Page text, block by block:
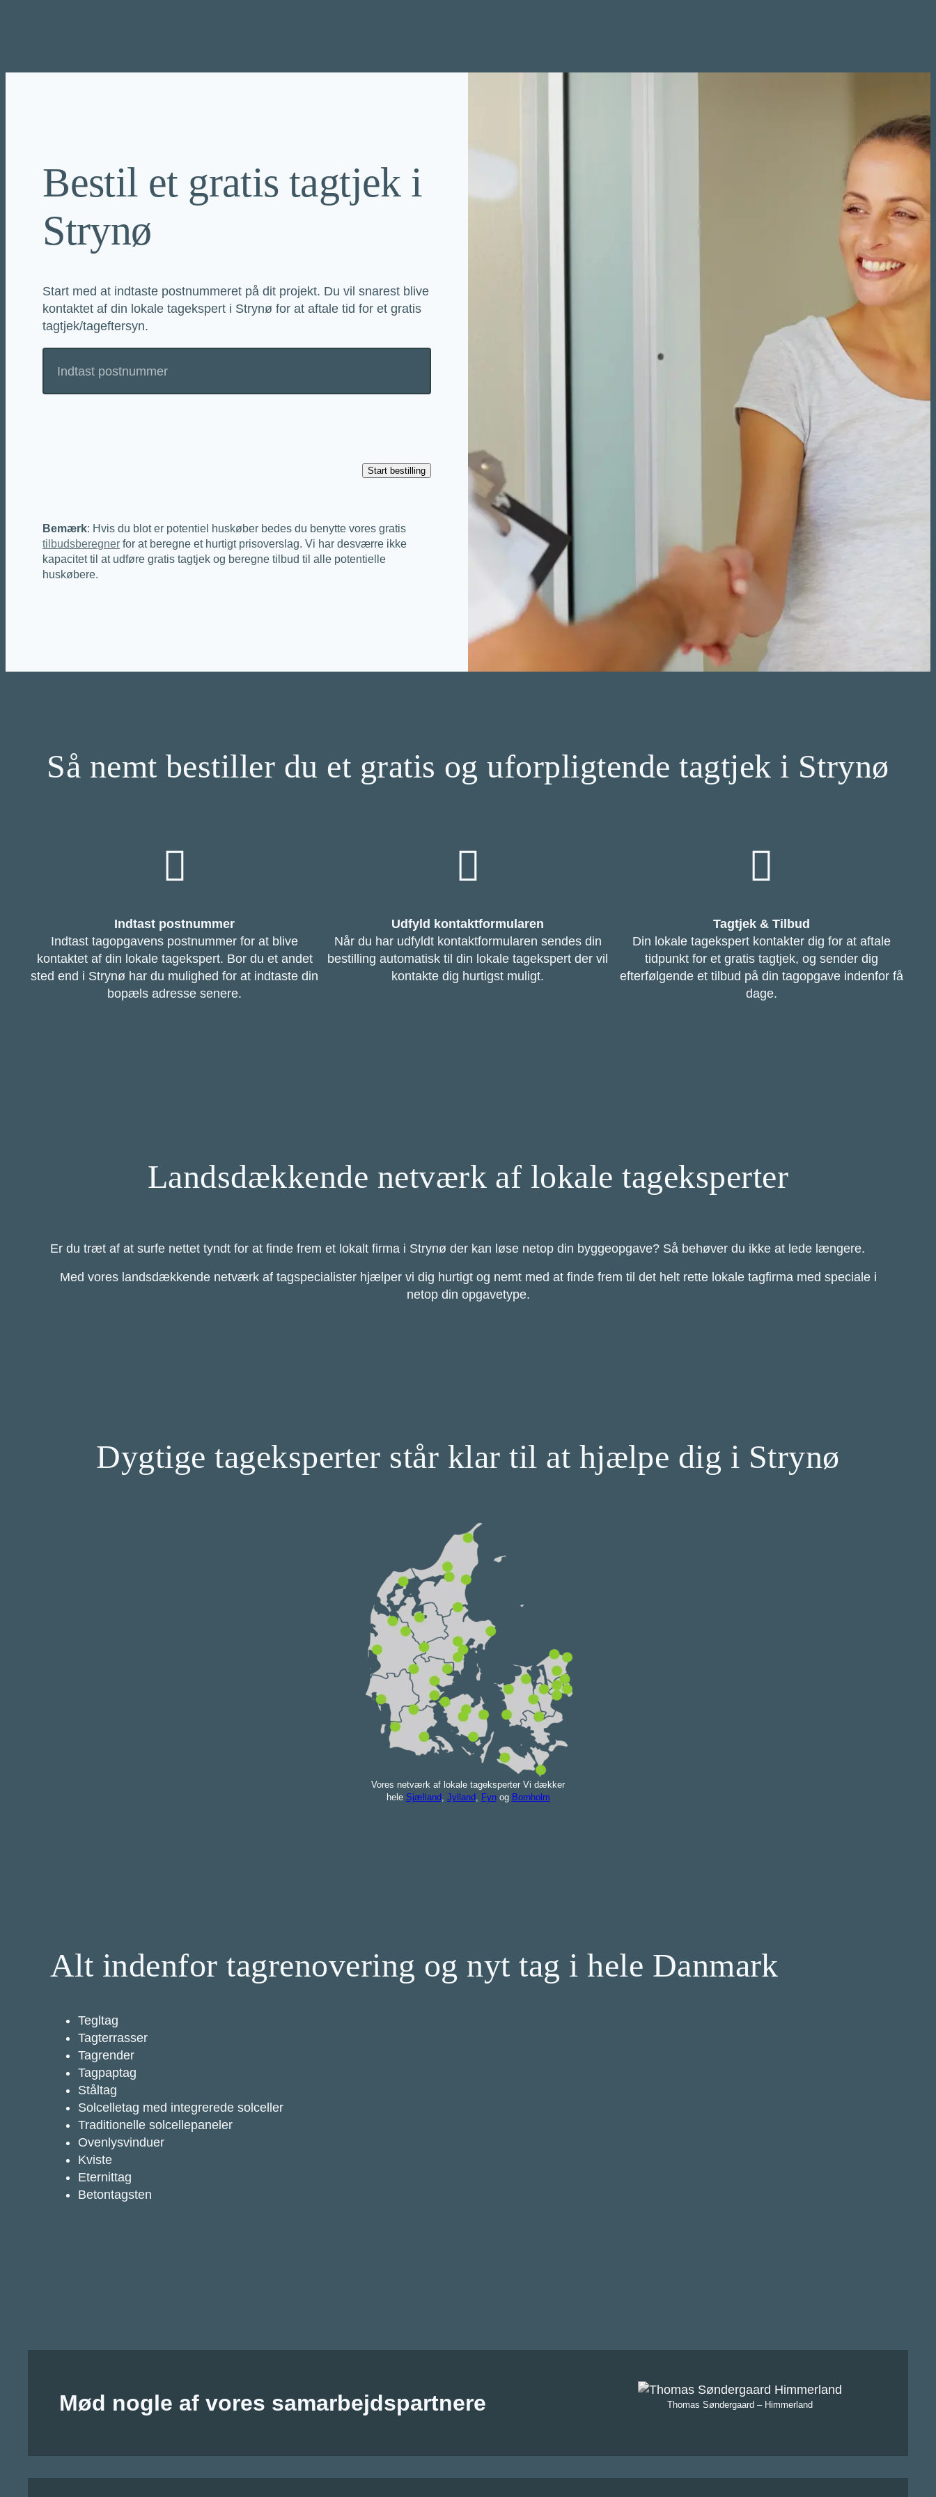
Bestil et gratis tagtjek i
Strynø
Start med at indtaste postnummeret på dit projekt. Du vil snarest blive
kontaktet af din lokale tagekspert i Strynø for at aftale tid for et gratis
tagtjek/tageftersyn.
Bemærk: Hvis du blot er potentiel huskøber bedes du benytte vores gratis
tilbudsberegner for at beregne et hurtigt prisoverslag. Vi har desværre ikke
kapacitet til at udføre gratis tagtjek og beregne tilbud til alle potentielle
huskøbere.
Så nemt bestiller du et gratis og uforpligtende tagtjek i Strynø
Indtast postnummer
Indtast tagopgavens postnummer for at blive
kontaktet af din lokale tagekspert. Bor du et andet
sted end i Strynø har du mulighed for at indtaste din
bopæls adresse senere.
Udfyld kontaktformularen
Når du har udfyldt kontaktformularen sendes din
bestilling automatisk til din lokale tagekspert der vil
kontakte dig hurtigst muligt.
Tagtjek & Tilbud
Din lokale tagekspert kontakter dig for at aftale
tidpunkt for et gratis tagtjek, og sender dig
efterfølgende et tilbud på din tagopgave indenfor få
dage.
Landsdækkende netværk af lokale tageksperter
Er du træt af at surfe nettet tyndt for at finde frem et lokalt firma i Strynø der kan løse netop din byggeopgave? Så behøver du ikke at lede længere.
Med vores landsdækkende netværk af tagspecialister hjælper vi dig hurtigt og nemt med at finde frem til det helt rette lokale tagfirma med speciale i
netop din opgavetype.
Dygtige tageksperter står klar til at hjælpe dig i Strynø
Vores netværk af lokale tageksperter Vi dækker
hele Sjælland, Jylland, Fynog Bornholm
Alt indenfor tagrenovering og nyt tag i hele Danmark
Tegltag
Tagterrasser
Tagrender
Tagpaptag
Ståltag
Solcelletag med integrerede solceller
Traditionelle solcellepaneler
Ovenlysvinduer
Kviste
Eternittag
Betontagsten
Mød nogle af vores samarbejdspartnere Thomas Søndergaard – Himmerland